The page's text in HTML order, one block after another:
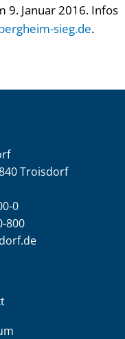
9. Januar 2016. Infos
sieg.de.
Troisdorf
0
800